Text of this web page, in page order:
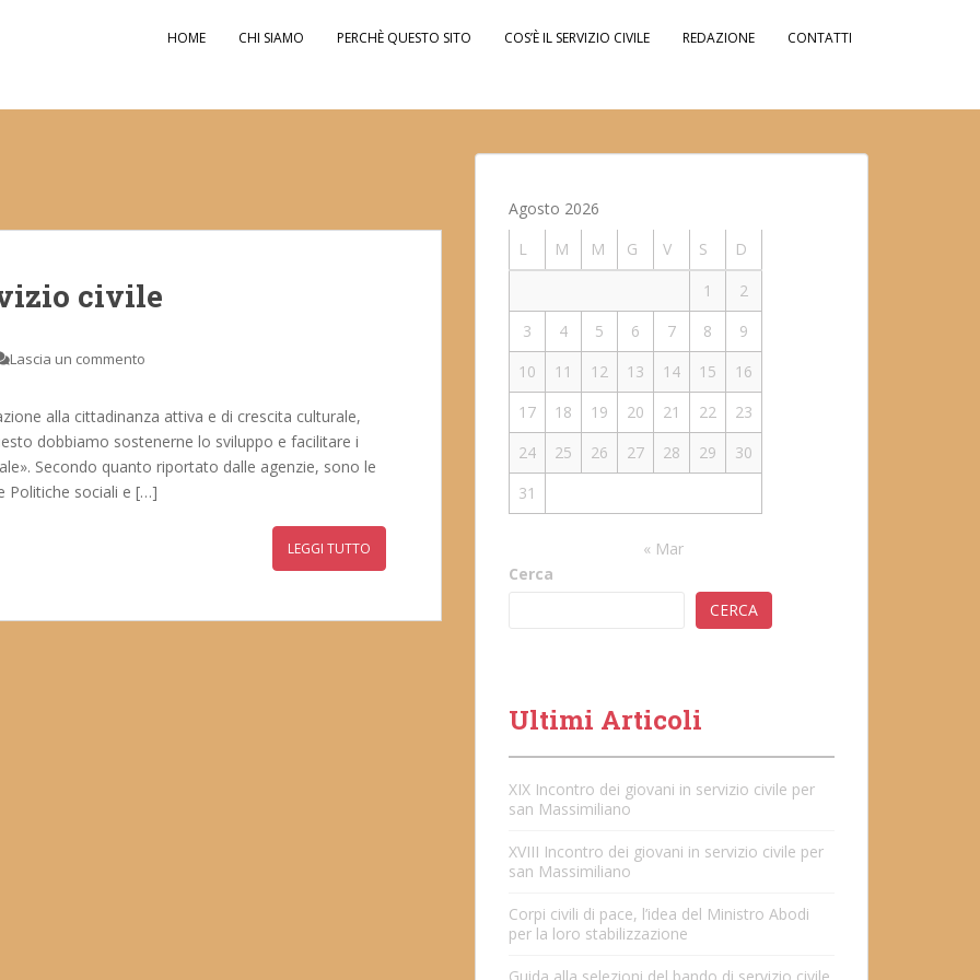
HOME CHI SIAMO PERCHÈ QUESTO SITO COS’È IL SERVIZIO CIVILE REDAZIONE CONTATTI
civile
Lascia un commento
alla cittadinanza attiva e di crescita culturale,
dobbiamo sostenerne lo sviluppo e facilitare i
Secondo quanto riportato dalle agenzie, sono le
Politiche sociali e […]
LEGGI TUTTO
Agosto 2026
L
M M G V S
D
1
2
3
4 5 6 7 8
9
10
11 12 13 14 15
16
17
18 19 20 21 22
23
24
25 26 27 28 29
30
31
« Mar
Cerca
CERCA
Ultimi Articoli
XIX Incontro dei giovani in servizio civile per
san Massimiliano
XVIII Incontro dei giovani in servizio civile per
san Massimiliano
Corpi civili di pace, l’idea del Ministro Abodi
per la loro stabilizzazione